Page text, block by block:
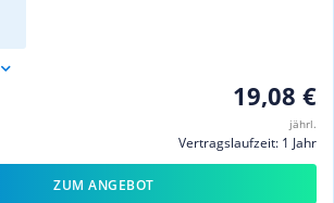
19,08 €
jährl.
Vertragslaufzeit: 1 Jahr
ZUM ANGEBOT